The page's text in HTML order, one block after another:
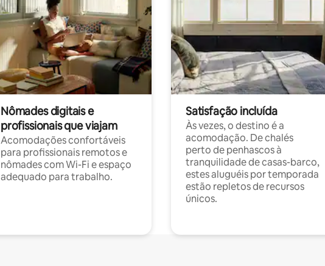
Nômades digitais e
profissionais que viajam
Acomodações confortáveis
para profissionais remotos e
nômades com Wi-Fi e espaço
adequado para trabalho.
Satisfação incluída
Às vezes, o destino é a
acomodação. De chalés
perto de penhascos à
tranquilidade de casas-barco,
estes aluguéis por temporada
estão repletos de recursos
únicos.